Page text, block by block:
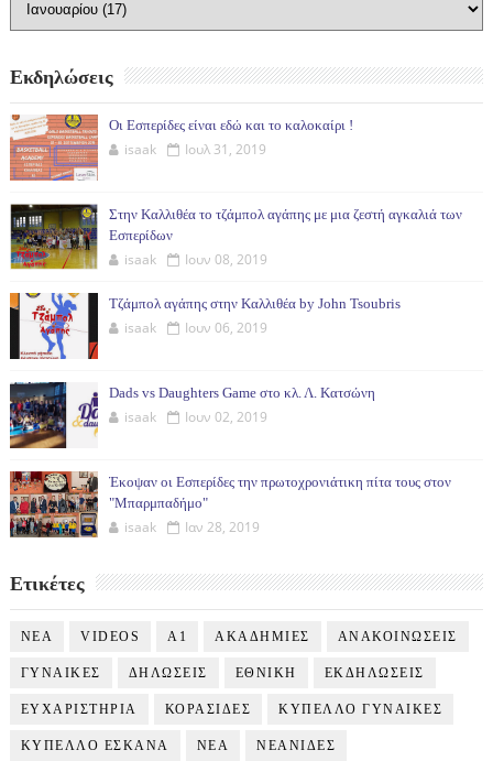
Εκδηλώσεις
Οι Εσπερίδες είναι εδώ και το καλοκαίρι !
isaak Ιουλ 31, 2019
Στην Καλλιθέα το τζάμπολ αγάπης με μια ζεστή αγκαλιά των
Εσπερίδων
isaak Ιουν 08, 2019
Τζάμπολ αγάπης στην Καλλιθέα by John Tsoubris
isaak Ιουν 06, 2019
Dads vs Daughters Game στο κλ. Λ. Κατσώνη
isaak Ιουν 02, 2019
Έκοψαν οι Εσπερίδες την πρωτοχρονιάτικη πίτα τους στον
"Μπαρμπαδήμο"
isaak Ιαν 28, 2019
Ετικέτες
NEA VIDEOS Α1 ΑΚΑΔΗΜΙΕΣ ΑΝΑΚΟΙΝΩΣΕΙΣ
ΓΥΝΑΙΚΕΣ ΔΗΛΩΣΕΙΣ ΕΘΝΙΚΗ ΕΚΔΗΛΩΣΕΙΣ
ΕΥΧΑΡΙΣΤΗΡΙΑ ΚΟΡΑΣΙΔΕΣ ΚΥΠΕΛΛΟ ΓΥΝΑΙΚΕΣ
ΚΥΠΕΛΛΟ ΕΣΚΑΝΑ ΝΕΑ ΝΕΑΝΙΔΕΣ